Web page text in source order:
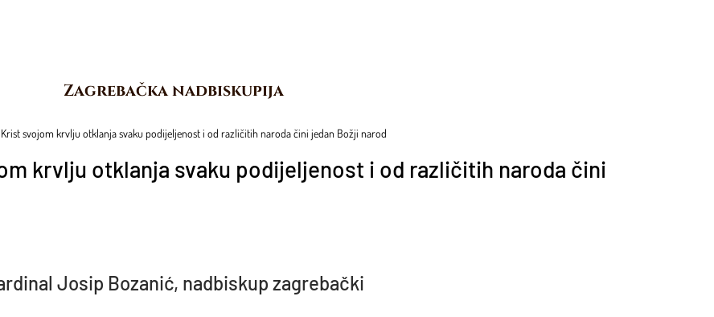
Zagrebačka nadbiskupija
svojom krvlju otklanja svaku podijeljenost i od različitih naroda čini jedan Božji narod
krvlju otklanja svaku podijeljenost i od različitih naroda čini
Josip Bozanić, nadbiskup zagrebački